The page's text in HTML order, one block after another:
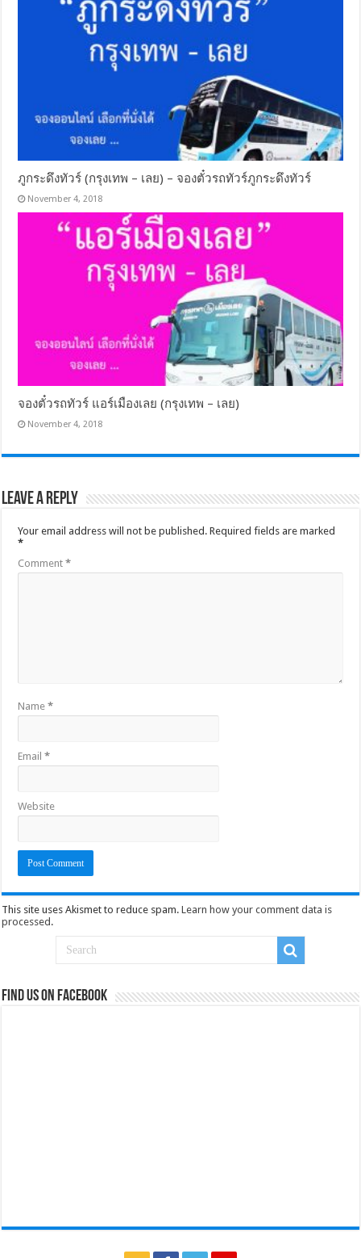
ภูกระดึงทัวร์ (กรุงเทพ – เลย) – จองตั๋วรถทัวร์ภูกระดึงทัวร์
November 4, 2018
จองตั๋วรถทัวร์ แอร์เมืองเลย (กรุงเทพ – เลย)
November 4, 2018
Leave a Reply
Your email address will not be published. Required fields are marked
*
Comment*
Name*
Email*
Website
This site uses Akismet to reduce spam.Learn how your comment data is
processed.
Find us on Facebook